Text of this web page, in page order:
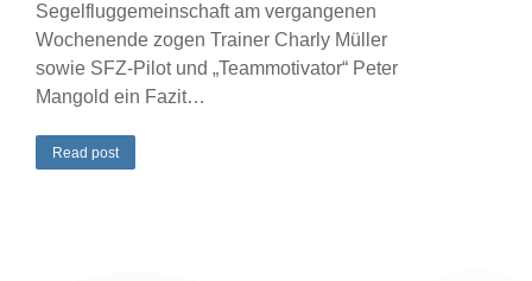
Segelfluggemeinschaft am vergangenen
Wochenende zogen Trainer Charly Müller
sowie SFZ-Pilot und „Teammotivator“ Peter
Mangold ein Fazit…
Read post